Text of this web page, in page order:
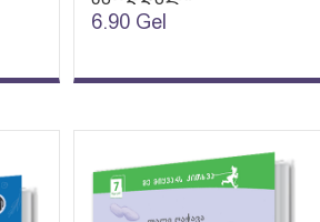
6.90 Gel